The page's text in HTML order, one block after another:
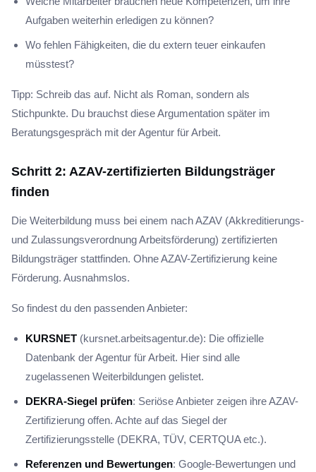
Aufgaben weiterhin erledigen zu können?
Wo fehlen Fähigkeiten, die du extern teuer einkaufen
müsstest?
Tipp: Schreib das auf. Nicht als Roman, sondern als
Stichpunkte. Du brauchst diese Argumentation später im
Beratungsgespräch mit der Agentur für Arbeit.
Schritt 2: AZAV-zertifizierten Bildungsträger
finden
Die Weiterbildung muss bei einem nach AZAV (Akkreditierungs-
und Zulassungsverordnung Arbeitsförderung) zertifizierten
Bildungsträger stattfinden. Ohne AZAV-Zertifizierung keine
Förderung. Ausnahmslos.
So findest du den passenden Anbieter:
KURSNET (kursnet.arbeitsagentur.de): Die offizielle
Datenbank der Agentur für Arbeit. Hier sind alle
zugelassenen Weiterbildungen gelistet.
DEKRA-Siegel prüfen: Seriöse Anbieter zeigen ihre AZAV-
Zertifizierung offen. Achte auf das Siegel der
Zertifizierungsstelle (DEKRA, TÜV, CERTQUA etc.).
Referenzen und Bewertungen: Google-Bewertungen und